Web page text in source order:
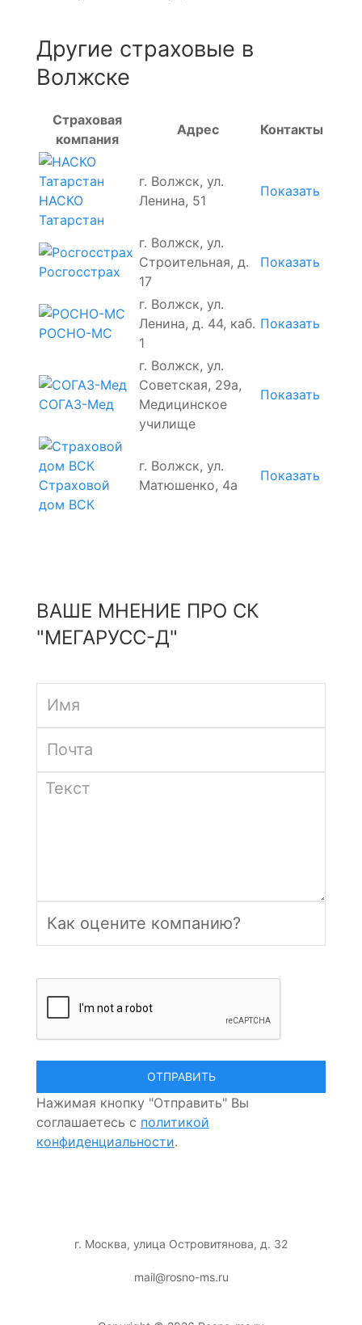
Другие страховые в
Волжске
Страховая
компания
Адрес Контакты
НАСКО
Татарстан
г. Волжск, ул.
Ленина, 51
Показать
Росгосстрах
г. Волжск, ул.
Строительная, д.
17
Показать
РОСНО-МС
г. Волжск, ул.
Ленина, д. 44, каб.
1
Показать
СОГАЗ-Мед
г. Волжск, ул.
Советская, 29а,
Медицинское
училище
Показать
Страховой
дом ВСК
г. Волжск, ул.
Матюшенко, 4а
Показать
ВАШЕ МНЕНИЕ ПРО СК
"МЕГАРУСС-Д"
Нажимая кнопку "Отправить" Вы
соглашаетесь с политикой
конфиденциальности.
г. Москва, улица Островитянова, д. 32
mail@rosno-ms.ru